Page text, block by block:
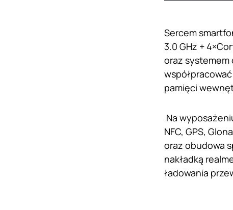
Sercem
3.0 GHz +
oraz systemem
współpracować
pamięci
Na
NFC, GPS,
oraz obudowa
nakładką
ładowania